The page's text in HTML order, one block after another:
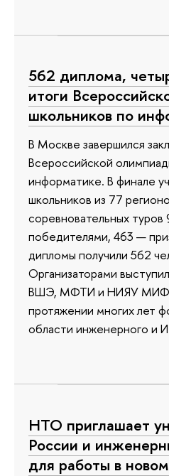
562 диплома,
итоги
школьников по
В Москве завершился
Всероссийской
информатике. В финале
школьников из 77
соревновательных туров
победителями, 463 —
дипломы получили 562
Организаторами
ВШЭ, МФТИ и НИЯУ
протяжении многих лет
области инженерного и
НТО приглашает
России и
для работы в